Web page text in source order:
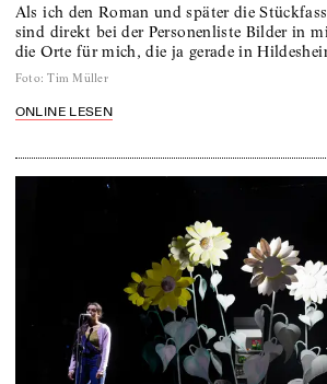
Als ich den Roman und später die
sind direkt bei der Personenliste Bilder in
die Orte für mich, die ja gerade in
Foto: Tim Müller
ONLINE LESEN